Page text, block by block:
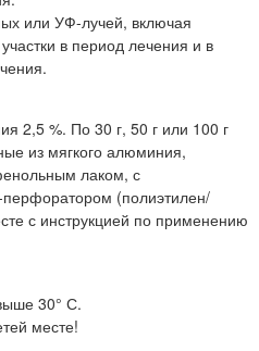
или УФ-лучей, включая
в период лечения и в
2,5 %. По 30 г, 50 г или 100 г
из мягкого алюминия,
лаком, с
(полиэтилен/
с инструкцией по применению
30° С.
месте!